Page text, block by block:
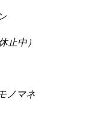
止中）
ノマネ